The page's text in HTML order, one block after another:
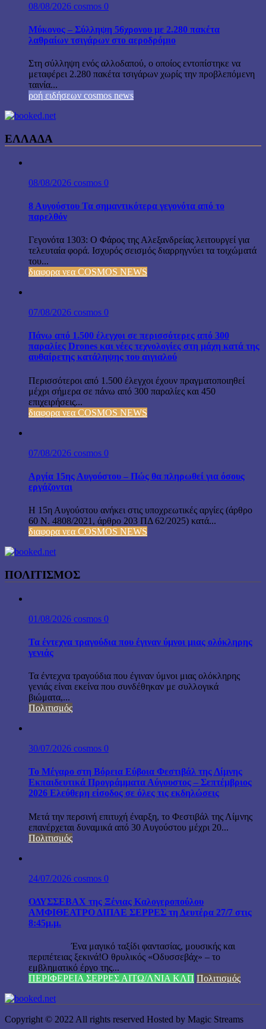
08/08/2026 cosmos 0
Μύκονος – Σύλληψη 56χρονου με 2.280 πακέτα
λαθραίων τσιγάρων στο αεροδρόμιο
Στη σύλληψη ενός αλλοδαπού, ο οποίος εντοπίστηκε να
μεταφέρει 2.280 πακέτα τσιγάρων χωρίς την προβλεπόμενη
ταινία...
ροή ειδήσεων cosmos news
ΕΛΛΑΔΑ
08/08/2026 cosmos 0
8 Αυγούστου Τα σημαντικότερα γεγονότα από το
παρελθόν
Γεγονότα 1303: Ο Φάρος της Αλεξανδρείας λειτουργεί για
τελευταία φορά. Ισχυρός σεισμός διαρρηγνύει τα τοιχώματά
του...
διαφορα νεα COSMOS NEWS
07/08/2026 cosmos 0
Πάνω από 1.500 έλεγχοι σε περισσότερες από 300
παραλίες Drones και νέες τεχνολογίες στη μάχη κατά της
αυθαίρετης κατάληψης του αιγιαλού
Περισσότεροι από 1.500 έλεγχοι έχουν πραγματοποιηθεί
μέχρι σήμερα σε πάνω από 300 παραλίες και 450
επιχειρήσεις...
διαφορα νεα COSMOS NEWS
07/08/2026 cosmos 0
Αργία 15ης Αυγούστου – Πώς θα πληρωθεί για όσους
εργάζονται
Η 15η Αυγούστου ανήκει στις υποχρεωτικές αργίες (άρθρο
60 Ν. 4808/2021, άρθρο 203 ΠΔ 62/2025) κατά...
διαφορα νεα COSMOS NEWS
ΠΟΛΙΤΙΣΜΟΣ
01/08/2026 cosmos 0
Τα έντεχνα τραγούδια που έγιναν ύμνοι μιας ολόκληρης
γενιάς
Τα έντεχνα τραγούδια που έγιναν ύμνοι μιας ολόκληρης
γενιάς είναι εκείνα που συνδέθηκαν με συλλογικά
βιώματα,...
Πολιτισμός
30/07/2026 cosmos 0
Το Μέγαρο στη Βόρεια Εύβοια Φεστιβάλ της Λίμνης
Εκπαιδευτικά Προγράμματα Αύγουστος – Σεπτέμβριος
2026 Ελεύθερη είσοδος σε όλες τις εκδηλώσεις
Μετά την περσινή επιτυχή έναρξη, το Φεστιβάλ της Λίμνης
επανέρχεται δυναμικά από 30 Αυγούστου μέχρι 20...
Πολιτισμός
24/07/2026 cosmos 0
ΟΔΥΣΣΕΒΑΧ της Ξένιας Καλογεροπούλου
ΑΜΦΙΘΕΑΤΡΟ ΔΙΠΑΕ ΣΕΡΡΕΣ τη Δευτέρα 27/7 στις
8:45μ.μ.
Ένα μαγικό ταξίδι φαντασίας, μουσικής και
περιπέτειας ξεκινά!Ο θρυλικός «Οδυσσεβάχ» – το
εμβληματικό έργο της...
ΠΕΡΙΦΕΡΕΙΑ ΣΕΡΡΕΣ ΑΙΤΩ/ΛΝΙΑ ΚΛΠ Πολιτισμός
Copyright © 2022 All rights reserved Hosted by Magic Streams